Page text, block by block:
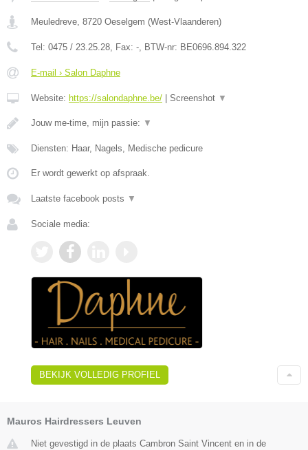
Meuledreve, 8720 Oeselgem (West-Vlaanderen)
Tel: 0475 / 23.25.28, Fax: -, BTW-nr: BE0696.894.322
E-mail › Salon Daphne
Website: https://salondaphne.be/ Screenshot ▼
Jouw me-time, mijn passie: ▼
Diensten: Haar, Nagels, Medische pedicure
Er wordt gewerkt op afspraak.
Laatste facebook posts ▼
Sociale media:
BEKIJK VOLLEDIG PROFIEL
Mauros Hairdressers Leuven
Niet gevestigd in de plaats Cambron Saint Vincent en in de